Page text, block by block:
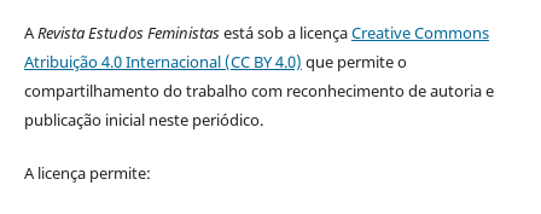
ARevista Estudos Feministasestá sob a licençaCreative Commons
Atribuição 4.0 Internacional (CC BY 4.0) que permite o
compartilhamento do trabalho com reconhecimento de autoria e
publicação inicial neste periódico.
A licença permite: